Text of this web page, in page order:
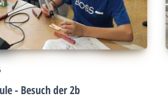
- Besuch der 2b